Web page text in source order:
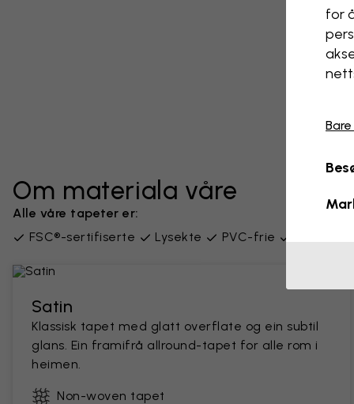
Om materiala våre
Alle våre tapeter er:
FSC®-sertifiserte
Lysekte PVC-frie
Satin
Klassisk tapet med glatt overflate og ein subtil
glans. Ein framifrå allround-tapet for alle rom i
heimen.
Non-woven tapet
for